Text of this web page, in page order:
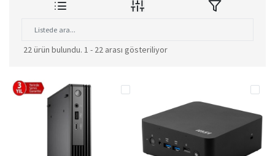
22 ürün bulundu. 1 - 22 arası gösteriliyor